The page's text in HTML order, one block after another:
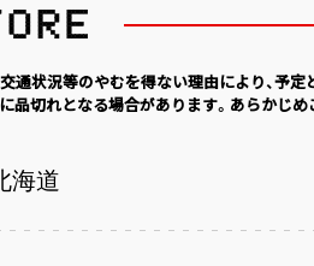
交通状況等のやむを得ない理由により、予
品切れとなる場合があります。あらかじめ
海道